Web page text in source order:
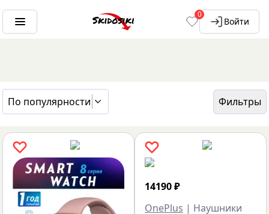
0
Войти
По популярности
Фильтры
ГЛАВНАЯ
БРЕНДЫ
14190₽
OnePlus | Наушники